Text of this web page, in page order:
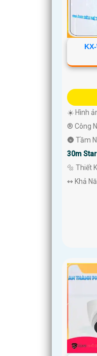
☀️ Hình
®️ Công
🌚 Tầm
30m
🔩 Thiết
️↭ Khả